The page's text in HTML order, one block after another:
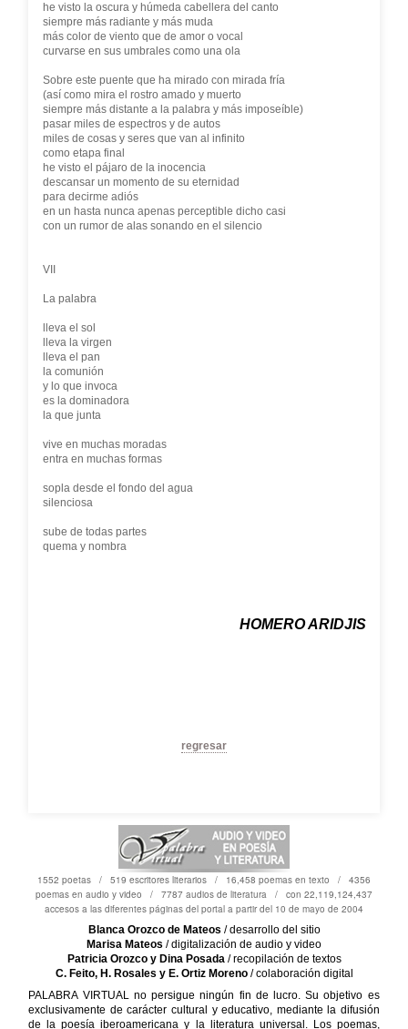
he visto la oscura y húmeda cabellera del canto
siempre más radiante y más muda
más color de viento que de amor o vocal
curvarse en sus umbrales como una ola
Sobre este puente que ha mirado con mirada fría
(así como mira el rostro amado y muerto
siempre más distante a la palabra y más imposeíble)
pasar miles de espectros y de autos
miles de cosas y seres que van al infinito
como etapa final
he visto el pájaro de la inocencia
descansar un momento de su eternidad
para decirme adiós
en un hasta nunca apenas perceptible dicho casi
con un rumor de alas sonando en el silencio
VII
La palabra
lleva el sol
lleva la virgen
lleva el pan
la comunión
y lo que invoca
es la dominadora
la que junta
vive en muchas moradas
entra en muchas formas
sopla desde el fondo del agua
silenciosa
sube de todas partes
quema y nombra
HOMERO ARIDJIS
regresar
1552 poetas / 519 escritores literarios / 16,458 poemas en texto / 4356
poemas en audio y video / 7787 audios de literatura / con 22,119,124,437
accesos a las diferentes páginas del portal a partir del 10 de mayo de 2004
Blanca Orozco de Mateos / desarrollo del sitio
Marisa Mateos / digitalización de audio y video
Patricia Orozco y Dina Posada/ recopilación de textos
C. Feito, H. Rosales y E. Ortiz Moreno/ colaboración digital
PALABRA VIRTUAL no persigue ningún fin de lucro. Su objetivo es
exclusivamente de carácter cultural y educativo, mediante la difusión
de la poesía iberoamericana y la literatura universal. Los poemas,